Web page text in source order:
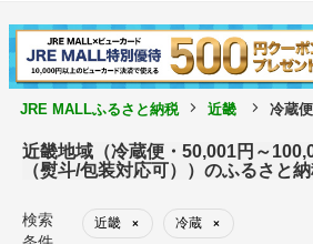
JRE MALLふるさと納税 近畿 冷蔵
近畿地域（冷蔵便・50,001円～
（熨斗/包装対応可））のふるさと
検索
近畿 × 冷蔵 ×